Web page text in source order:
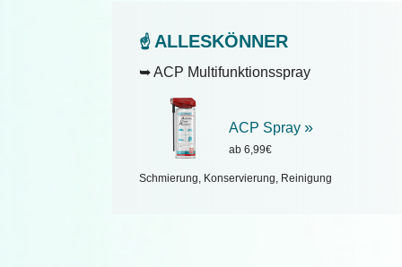
☝️ ALLESKÖNNER
➥ ACP Multifunktionsspray
ACP Spray »
ab 6,99€
Schmierung, Konservierung, Reinigung